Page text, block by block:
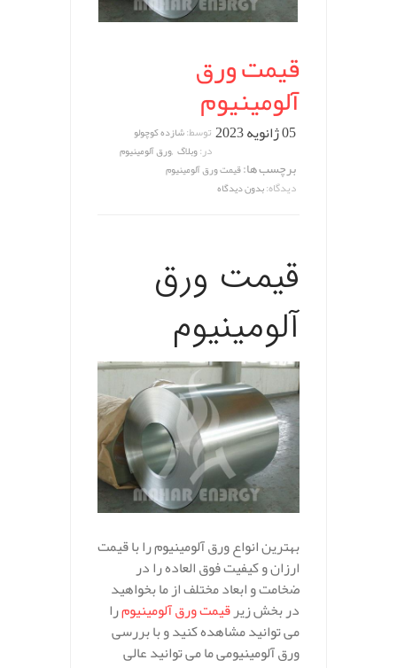
قیمت ورق
آلومينيوم
05 ژانویه 2023 توسط:شازده کوچولو
در:وبلاگ ,ورق آلومینیوم
برچسب ها:قیمت ورق آلومينيوم
دیدگاه:بدون دیدگاه
قیمت ورق
آلومينيوم
بهترین انواع ورق آلومینیوم را با قیمت
ارزان و کیفیت فوق العاده را در
ضخامت و ابعاد مختلف از ما بخواهید
در بخش زیرقیمت ورق آلومينيومرا
می توانید مشاهده کنید و با بررسی
ورق آلومينيومی ما می توانید عالی